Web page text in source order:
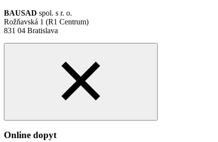
BAUSAD spol. s r. o.
Rožňavská 1 (R1 Centrum)
831 04 Bratislava
Online dopyt